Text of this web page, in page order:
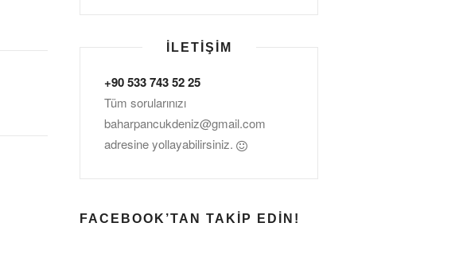
İLETIŞIM
+90 533 743 52 25
Tüm sorularınızı
baharpancukdeniz@gmail.com
adresine yollayabilirsiniz.
FACEBOOK’TAN TAKIP EDIN!